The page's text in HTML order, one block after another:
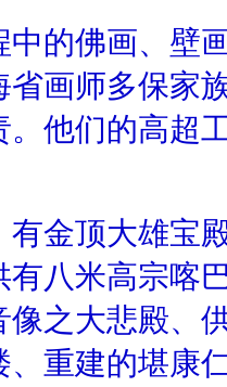
中的佛画、壁
省画师多保家
他们的高超
金顶大雄宝
八米高宗喀
像之大悲殿、
、重建的堪康